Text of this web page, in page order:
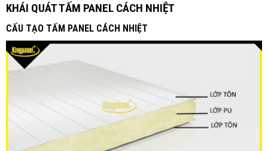
KHÁI QUÁT TẤM PANEL CÁCH NHIỆT
CẤU TẠO TẤM PANEL CÁCH NHIỆT